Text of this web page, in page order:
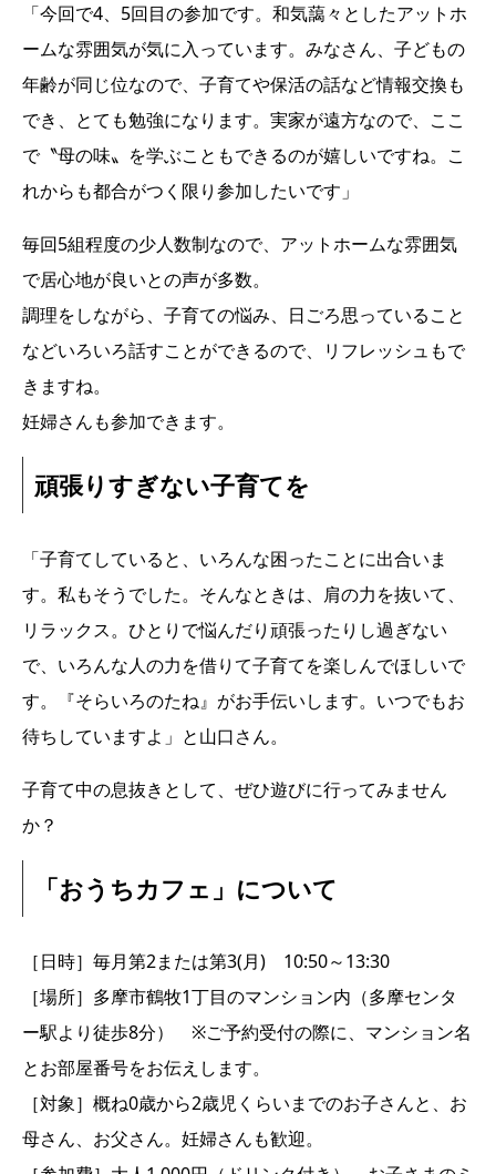
「今回で4、5回目の参加です。和気藹々としたアットホ
ームな雰囲気が気に入っています。みなさん、子どもの
年齢が同じ位なので、子育てや保活の話など情報交換も
でき、とても勉強になります。実家が遠方なので、ここ
で〝母の味〟を学ぶこともできるのが嬉しいですね。こ
れからも都合がつく限り参加したいです」
毎回5組程度の少人数制なので、アットホームな雰囲気
で居心地が良いとの声が多数。
調理をしながら、子育ての悩み、日ごろ思っていること
などいろいろ話すことができるので、リフレッシュもで
きますね。
妊婦さんも参加できます。
頑張りすぎない子育てを
「子育てしていると、いろんな困ったことに出合いま
す。私もそうでした。そんなときは、肩の力を抜いて、
リラックス。ひとりで悩んだり頑張ったりし過ぎない
で、いろんな人の力を借りて子育てを楽しんでほしいで
す。『そらいろのたね』がお手伝いします。いつでもお
待ちしていますよ」と山口さん。
子育て中の息抜きとして、ぜひ遊びに行ってみません
か？
「おうちカフェ」について
［日時］毎月第2または第3(月) 10:50～13:30
［場所］多摩市鶴牧1丁目のマンション内（多摩センタ
ー駅より徒歩8分） ※ご予約受付の際に、マンション名
とお部屋番号をお伝えします。
［対象］概ね0歳から2歳児くらいまでのお子さんと、お
母さん、お父さん。妊婦さんも歓迎。